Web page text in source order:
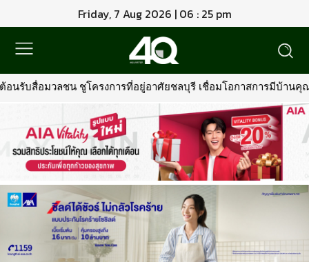
Friday, 7 Aug 2026 | 06 : 26 pm
อยู่อาศัยชลบุรี เชื่อมโอกาสการมีบ้านคุณภาพ รองรับการเติบโตพื้นที่